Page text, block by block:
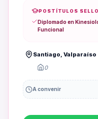
POSTÍTULOS
Diplomado en
Funcional
Santiago, Valparaíso
0
A convenir